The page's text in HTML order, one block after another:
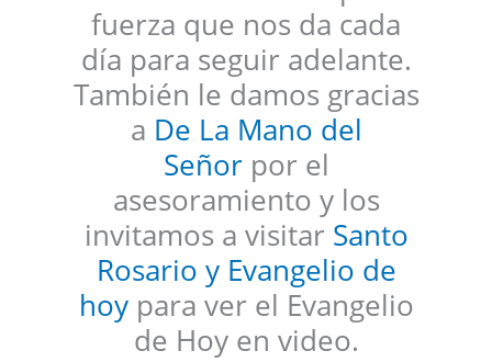
fuerza que nos da cada
día para seguir adelante.
También le damos gracias
a De La Mano del
Señorpor el
asesoramiento y los
invitamos a visitar Santo
Rosario y Evangelio de
hoypara ver el Evangelio
de Hoy en video.